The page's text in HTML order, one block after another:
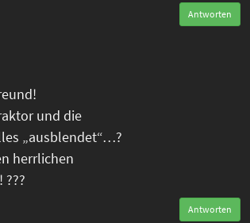
Antworten
und die
„ausblendet“…?
herrlichen
Antworten